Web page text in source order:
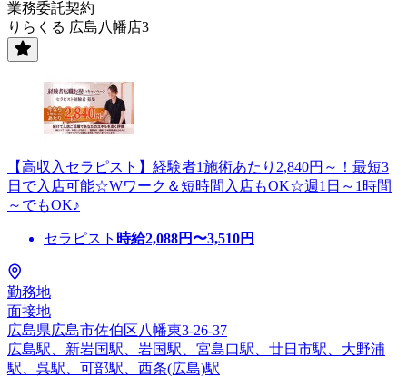
業務委託契約
りらくる 広島八幡店3
【高収入セラピスト】経験者1施術あたり2,840円～！最短3
日で入店可能☆Wワーク＆短時間入店もOK☆週1日～1時間
～でもOK♪
セラピスト 時給2,088円〜3,510円
勤務地
面接地
広島県広島市佐伯区八幡東3-26-37
広島駅、新岩国駅、岩国駅、宮島口駅、廿日市駅、大野浦
駅、呉駅、可部駅、西条(広島)駅